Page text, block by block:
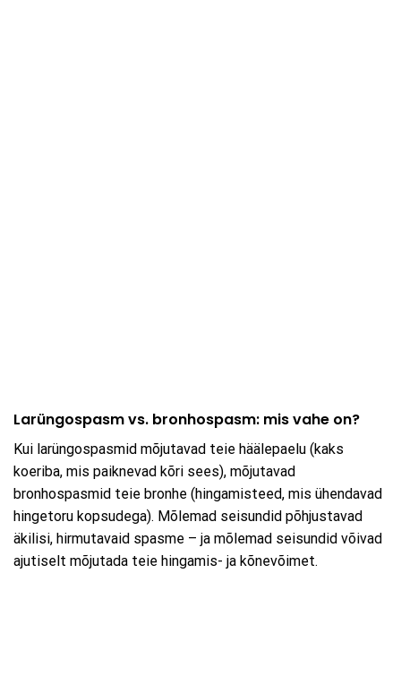
Larüngospasm vs. bronhospasm: mis vahe on?
Kui larüngospasmid mõjutavad teie häälepaelu (kaks
koeriba, mis paiknevad kõri sees), mõjutavad
bronhospasmid teie bronhe (hingamisteed, mis ühendavad
hingetoru kopsudega). Mõlemad seisundid põhjustavad
äkilisi, hirmutavaid spasme – ja mõlemad seisundid võivad
ajutiselt mõjutada teie hingamis- ja kõnevõimet.